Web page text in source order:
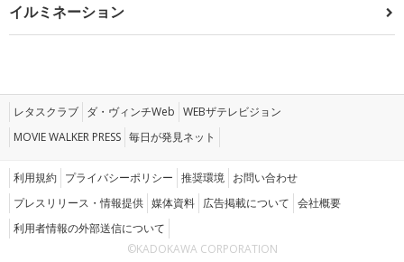
イルミネーション
レタスクラブ ダ・ヴィンチWeb WEBザテレビジョン
MOVIE WALKER PRESS 毎日が発見ネット
利用規約 プライバシーポリシー 推奨環境 お問い合わせ
プレスリリース・情報提供 媒体資料 広告掲載について 会社概要
利用者情報の外部送信について
©KADOKAWA CORPORATION